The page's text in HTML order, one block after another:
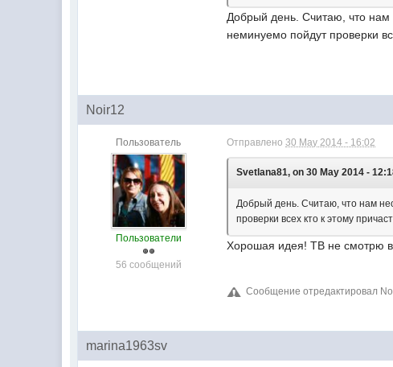
Добрый день. Считаю, что нам
неминуемо пойдут проверки
Noir12
Пользователь
Пользователи
56 сообщений
Отправлено30 May 2014 - 16:02
Svetlana81, on 30 May 2014 -
Добрый день. Считаю, что нам
проверки всех кто к этому
Хорошая идея! ТВ не смотрю
Сообщение отредактировал
marina1963sv